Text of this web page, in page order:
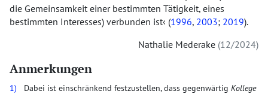
die Gemeinsamkeit einer bestimmten Tätigkeit, eines
bestimmten Interesses) verbunden ist (1996, 2003; 2019).
Nathalie Mederake 12/2024
Anmerkungen
1) Dabei ist einschränkend festzustellen, dass gegenwärtig Kollege